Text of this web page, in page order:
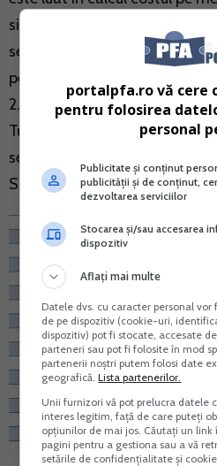
situeaza la cca. 900 de euro.
sens se afla Elvetia, Franta si
pe metrul patrat sunt cuprinse
2.860 euro/mp. La polul opus
Turcia, unde pretul pe metrul
semestru de doar 534 de euro,
Slovacia (879 euro) si
portalpfa.ro vă cere
pentru folosirea
personal
Publicitate și conținut
publicității și de conținut,
dezvoltarea serviciilor
Stocarea și/sau accesarea
dispozitiv
Aflați mai multe
Datele dvs. cu caracter personal
de pe dispozitiv (cookie-uri,
dispozitiv) pot fi stocate, accesate
parteneri sau pot fi folosite în mod
partenerii noștri putem folosi date
geografică.Lista partenerilor.
Unii furnizori vă pot prelucra datele
interes legitim, față de care puteți
opțiunilor de mai jos. Căutați un link
pagini pentru a gestiona sau a vă
setările de confidențialitate și